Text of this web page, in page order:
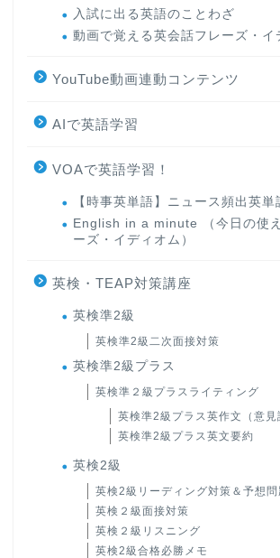
入試に出る英語のことわざ
動画で覚える英会話フレーズ・イ
YouTube動画連動コンテンツ
AIで英語学習
VOAで英語学習！
【時事英単語】ニュース頻出英単
English in a minute （今日の使
ーズ・イディオム）
英検・TEAP対策講座
英検準2級
英検準2級二次面接対策
英検準2級プラス
英検準２級プラスライティング
英検準2級プラス英作文（意見
英検準2級プラス英文要約
英検2級
英検2級リーディング対策＆予想問
英検２級面接対策
英検２級リスニング
英検2級合格必勝メモ